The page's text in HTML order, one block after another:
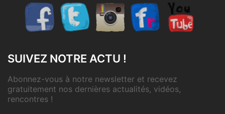
SUIVEZ NOTRE ACTU !
Abonnez-vous à notre newsletter et recevez
gratuitement nos dernières actualités, vidéos,
rencontres !